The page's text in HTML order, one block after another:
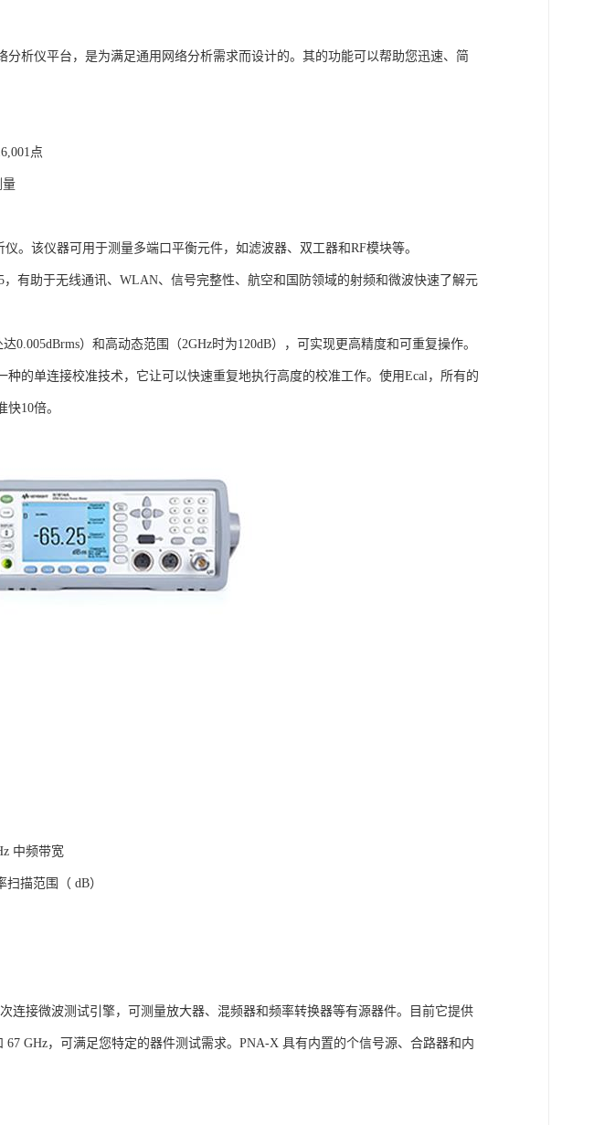
析仪平台，是为满足通用网络分析需求而设计的。其的功能可以帮助您迅速、简
点
量
。该仪器可用于测量多端口平衡元件，如滤波器、双工器和RF模块等。
，有助于无线通讯、WLAN、信号完整性、航空和国防领域的射频和微波快速了解元
0.005dBrms）和高动态范围（2GHz时为120dB），可实现更高精度和可重复操作。
种的单连接校准技术，它让可以快速重复地执行高度的校准工作。使用Ecal，所有的
10倍。
中频带宽
描范围（ dB）
连接微波测试引擎，可测量放大器、混频器和频率转换器等有源器件。目前它提供
67 GHz，可满足您特定的器件测试需求。PNA-X 具有内置的个信号源、合路器和内